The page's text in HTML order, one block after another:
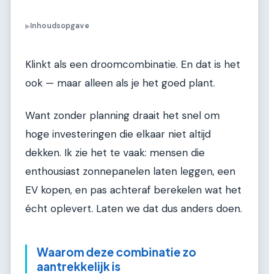
▶Inhoudsopgave
Klinkt als een droomcombinatie. En dat is het
ook — maar alleen als je het goed plant.
Want zonder planning draait het snel om
hoge investeringen die elkaar niet altijd
dekken. Ik zie het te vaak: mensen die
enthousiast zonnepanelen laten leggen, een
EV kopen, en pas achteraf berekelen wat het
écht oplevert. Laten we dat dus anders doen.
Waarom deze combinatie zo
aantrekkelijk is